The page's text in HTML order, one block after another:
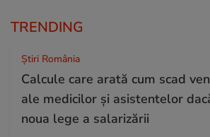
TRENDING
Știri România
Calcule care arată cum scad
ale medicilor și asistentelor
noua lege a salarizării